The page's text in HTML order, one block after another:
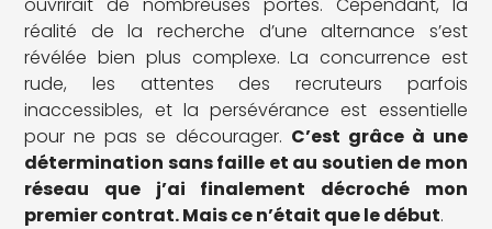
réalité de la recherche d’une alternance s’est
révélée bien plus complexe. La concurrence est
rude, les attentes des recruteurs parfois
inaccessibles, et la persévérance est essentielle
pour ne pas se décourager. C’est grâce à une
détermination sans faille et au soutien de mon
réseau que j’ai finalement décroché mon
premier contrat. Mais ce n’était que le début.